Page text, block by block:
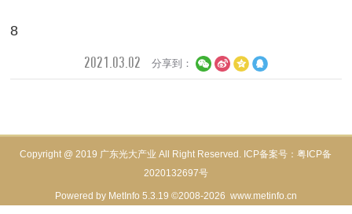
8
2021.03.02 分享到：
Copyright @ 2019 广东光大产业 All Right Reserved. ICP备案号：粤ICP备
2020132697号
Powered by MetInfo 5.3.19 ©2008-2026 www.metinfo.cn